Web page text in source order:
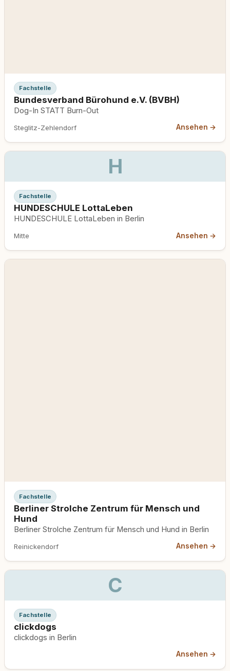
Fachstelle
Bundesverband Bürohund e.V. (BVBH)
Dog-In STATT Burn-Out
Steglitz-Zehlendorf Ansehen →
H
Fachstelle
HUNDESCHULE LottaLeben
HUNDESCHULE LottaLeben in Berlin
Mitte Ansehen →
Fachstelle
Berliner Strolche Zentrum für Mensch und
Hund
Berliner Strolche Zentrum für Mensch und Hund in Berlin
Reinickendorf Ansehen →
C
Fachstelle
clickdogs
clickdogs in Berlin
Ansehen →